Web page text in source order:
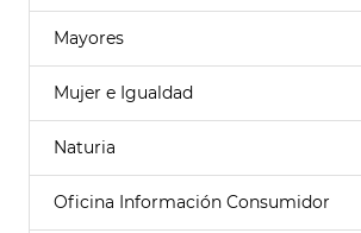
Mayores
Mujer e Igualdad
Naturia
Oficina Información Consumidor